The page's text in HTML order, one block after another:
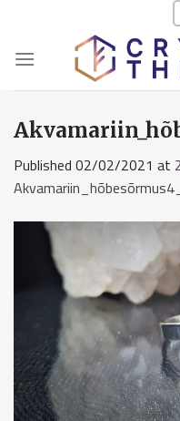
content
Published 02/02/2021 at